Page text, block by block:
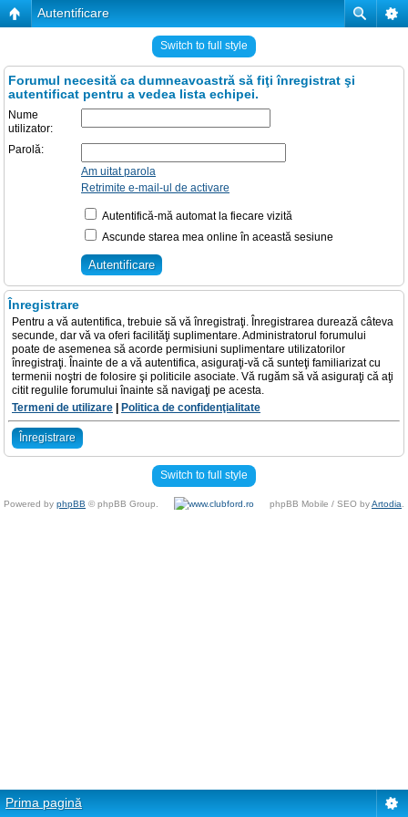
Autentificare
Switch to full style
Forumul necesită ca dumneavoastră să fiţi înregistrat şi
autentificat pentru a vedea lista echipei.
Nume
utilizator:
Parolă:
Am uitat parola
Retrimite e-mail-ul de activare
Autentifică-mă automat la fiecare vizită
Ascunde starea mea online în această sesiune
Înregistrare
Pentru a vă autentifica, trebuie să vă înregistraţi. Înregistrarea durează câteva
secunde, dar vă va oferi facilităţi suplimentare. Administratorul forumului
poate de asemenea să acorde permisiuni suplimentare utilizatorilor
înregistraţi. Înainte de a vă autentifica, asiguraţi-vă că sunteţi familiarizat cu
termenii noştri de folosire şi politicile asociate. Vă rugăm să vă asiguraţi că aţi
citit regulile forumului înainte să navigaţi pe acesta.
Termeni de utilizare
Politica de confidenţialitate
Înregistrare
Switch to full style
Powered by phpBB © phpBB Group. phpBB Mobile / SEO byArtodia
Prima pagină